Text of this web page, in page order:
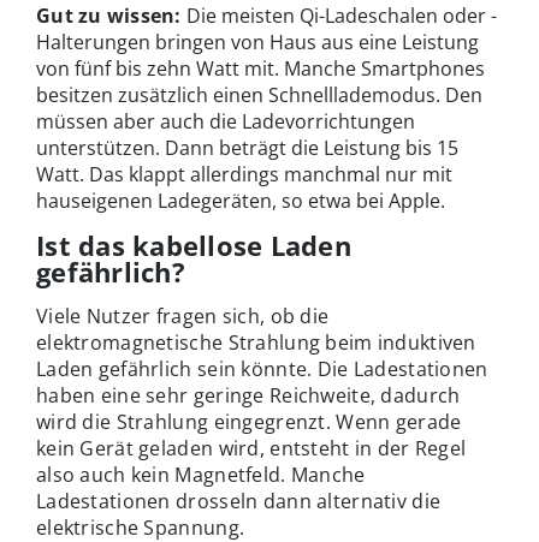
Gut zu wissen: Die meisten Qi-Ladeschalen oder -
Halterungen bringen von Haus aus eine Leistung
von fünf bis zehn Watt mit. Manche Smartphones
besitzen zusätzlich einen Schnelllademodus. Den
müssen aber auch die Ladevorrichtungen
unterstützen. Dann beträgt die Leistung bis 15
Watt. Das klappt allerdings manchmal nur mit
hauseigenen Ladegeräten, so etwa bei Apple.
Ist das kabellose Laden
gefährlich?
Viele Nutzer fragen sich, ob die
elektromagnetische Strahlung beim induktiven
Laden gefährlich sein könnte. Die Ladestationen
haben eine sehr geringe Reichweite, dadurch
wird die Strahlung eingegrenzt. Wenn gerade
kein Gerät geladen wird, entsteht in der Regel
also auch kein Magnetfeld. Manche
Ladestationen drosseln dann alternativ die
elektrische Spannung.